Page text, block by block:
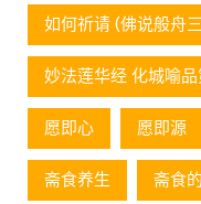
如何祈请 (佛说般舟
妙法莲华经 化城喻
愿即心 愿即源
斋食养生 斋食